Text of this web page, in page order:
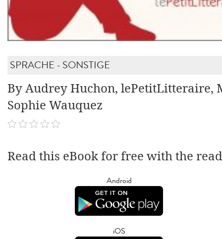
SPRACHE - SONSTIGE
By Audrey Huchon, lePetitLitteraire,
Sophie Wauquez
Read this eBook for free with the
Android
iOS